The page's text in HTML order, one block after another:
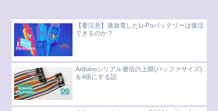
【要注意】過放電したLi-Poバッテリーは復活
できるのか？
Arduinoシリアル通信の上限(バッファサイズ)
を4倍にする話